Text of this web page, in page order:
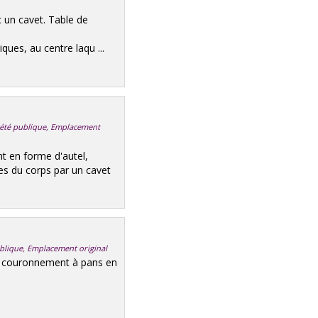
cavet. Table de
au centre laqu ...
publique, Emplacement
en forme d'autel,
du corps par un cavet
Emplacement original
à pans en